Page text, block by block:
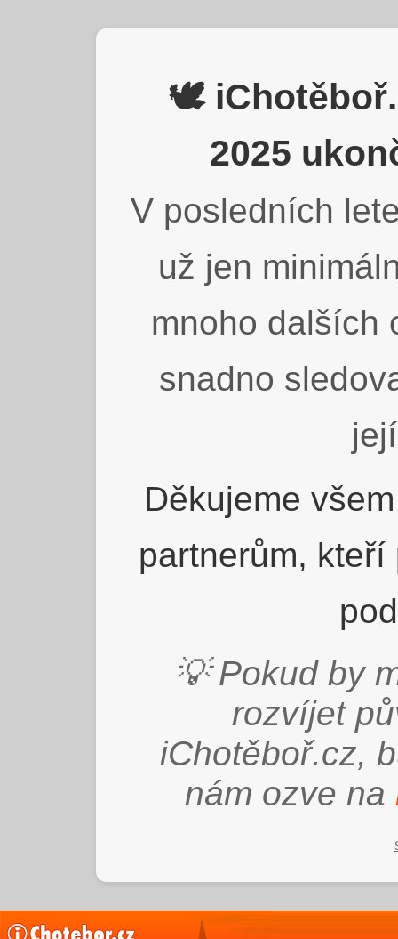
🕊️
2025
V posledních
už jen
mnoho dalších
snadno
Děkujeme
partnerům,
💡 Pokud by
rozvíjet
iChotěboř.cz,
nám ozve na